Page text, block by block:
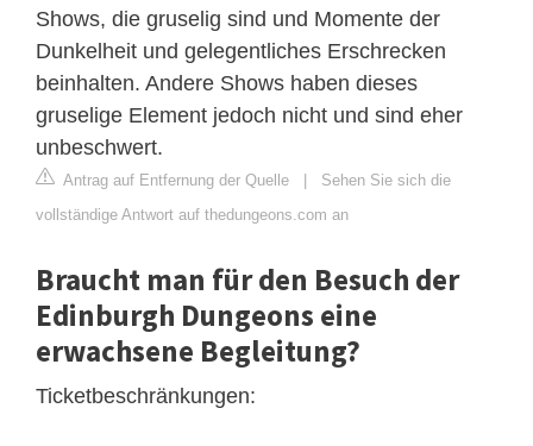
Shows, die gruselig sind und Momente der
Dunkelheit und gelegentliches Erschrecken
beinhalten. Andere Shows haben dieses
gruselige Element jedoch nicht und sind eher
unbeschwert.
Antrag auf Entfernung der Quelle | Sehen Sie sich die
vollständige Antwort auf thedungeons.com an
Braucht man für den Besuch der
Edinburgh Dungeons eine
erwachsene Begleitung?
Ticketbeschränkungen: